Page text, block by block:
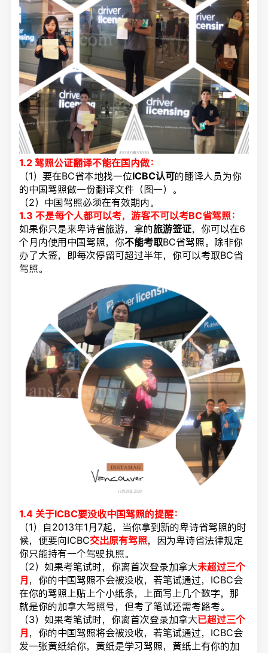
1.2 驾照公证翻译不能在国内做：
（1）要在BC省本地找一位ICBC认可的翻译人员为你
的中国驾照做一份翻译文件（图一）。
（2）中国驾照必须在有效期内。
1.3不是每个人都可以考，游客不可以考BC省驾照：
如果你只是来卑诗省旅游，拿的旅游签证，你可以在6
个月内使用中国驾照，你不能考取BC省驾照。除非你
办了大签，即每次停留可超过半年，你可以考取BC省
驾照。
1.4 关于ICBC要没收中国驾照的提醒：
（1）自2013年1月7起，当你拿到新的卑诗省驾照的时
候，便要向ICBC交出原有驾照，因为卑诗省法律规定
你只能持有一个驾驶执照。
（2）如果考笔试时，你离首次登录加拿大未超过三个
月 ，你的中国驾照不会被没收，若笔试通过，ICBC会
在你的驾照上贴上个小纸条，上面写上几个数字，那
就是你的加拿大驾照号，但考了笔试还需考路考。
（3）如果考笔试时，你离首次登录加拿大已超过三个
月 ，你的中国驾照将会被没收，若笔试通过，ICBC会
发一张黄纸给你，黄纸是学习驾照，黄纸上有你的加